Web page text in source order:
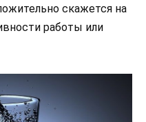
скажется на
работы или